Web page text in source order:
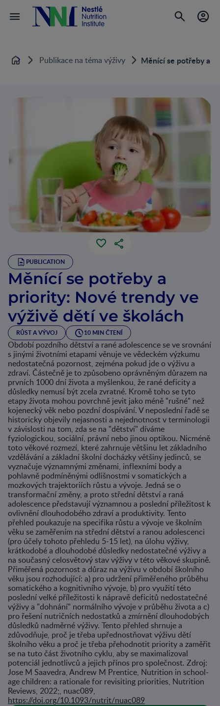
Home Publikace na téma výživy Měnící se potřeby a
PUBLICATION
Měnící se potřeby a
priority: Nové trendy ve
výživě dětí ve školách
RŮST A VÝVOJ 10 MIN ČTENÍ
Období pozdního dětství a rané adolescence se ve srovnání
s jinými životními etapami věnuje ve vědeckém výzkumu
nedostatečná pozornost, zejména pokud jde o výživu a
zdraví. Částečně je to způsobeno oprávněným důrazem na
prvních 1000 dní života a myšlenkou, že rané deficity a
důsledky nemusí být zcela zvratné. Kromě toho se tyto
etapy života mohou povrchně jevit jako méně "rušné" než
kojenecký věk nebo pozdní dospívání. V neposlední řadě se
historicky objevily nejasnosti a nejednotnost v terminologii
v závislosti na tom, zda se na "dětství" díváme
fyziologickou, sociální, právní nebo jinou optikou. Nicméně
toto věkové rozmezí, které zahrnuje většinu let základního
vzdělávání a základní školní docházky většiny jedinců, se
vyznačuje významnými změnami, inflexními body a
pohlavně podmíněnými odlišnostmi v somatických a
mozkových trajektoriích růstu a vývoje. Jedná se o
transformační změny, a proto střední dětství a raná
adolescence představují významnou a poslední příležitost k
ovlivnění dlouhodobého zdraví a produktivity. Tento
přehled poukazuje na specifika růstu a vývoje ve školním
věku se zaměřením na střední dětství a ranou adolescenci
(pro účely tohoto přehledu 5-15 let), na úlohu výživy,
krátkodobé a dlouhodobé důsledky nedostatečné výživy a
na současný celosvětový stav výživy v této věkové skupině.
Přiměřená pozornost a důraz na výživu v období školního
věku jsou rozhodující: a) pro udržení přiměřeného průběhu
somatického a kognitivního vývoje, b) pro využití této
poslední velké příležitosti k nápravě deficitů nedostatečné
výživy a "dohnání" normálního vývoje v průběhu života a c)
pro řešení nutričních nedostatků a zmírnění dlouhodobých
důsledků nadměrné výživy. Tento přehled shrnuje a
zdůvodňuje, proč je třeba upřednostňovat výživu dětí
školního věku a proč je třeba přehodnotit priority a zaměřit
se na tuto část životního cyklu, aby se maximalizoval
potenciál jednotlivců a jejich přínos pro společnost. Zdroj:
Jose M Saavedra, Andrew M Prentice, Nutrition in school-
age children: a rationale for revisiting priorities, Nutrition
Reviews, 2022;, nuac089,
https://doi.org/10.1093/nutrit/nuac089